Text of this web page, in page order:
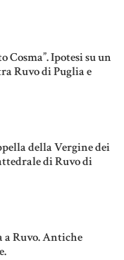
Cosma”. Ipotesi su un
Ruvo di Puglia e
della Vergine dei
di Ruvo di
a Ruvo. Antiche